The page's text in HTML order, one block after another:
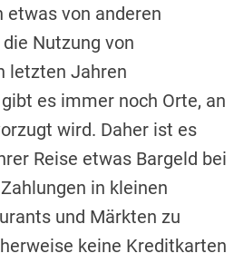
etwas von anderen
Nutzung von
letzten Jahren
es immer noch Orte, an
wird. Daher ist es
Reise etwas Bargeld bei
in kleinen
und Märkten zu
keine Kreditkarten